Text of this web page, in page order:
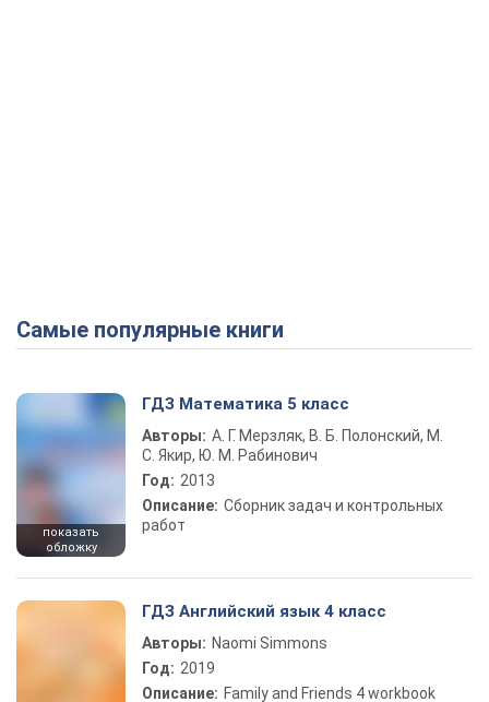
Самые популярные книги
показать
обложку
ГДЗ Математика 5 класс
Авторы: А. Г. Мерзляк, В. Б. Полонский, М.
С. Якир, Ю. М. Рабинович
Год: 2013
Описание: Сборник задач и контрольных
работ
ГДЗ Английский язык 4 класс
Авторы: Naomi Simmons
Год: 2019
Описание: Family and Friends 4 workbook